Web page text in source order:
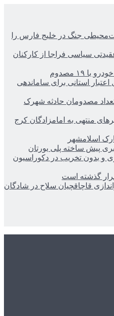
جنگ در خلیج فارس را
سیاسی فراجا از کارکنان
ریال اعتبار استانی برای ساماندهی
مصدومان حادثه شهرک
منتهی به امامزادگان کرج
پیش ساخته پلی یورتان
و بدون تخریب در دکوراسیون
گذشته است
قاچاقچیان سلاح در شادگان